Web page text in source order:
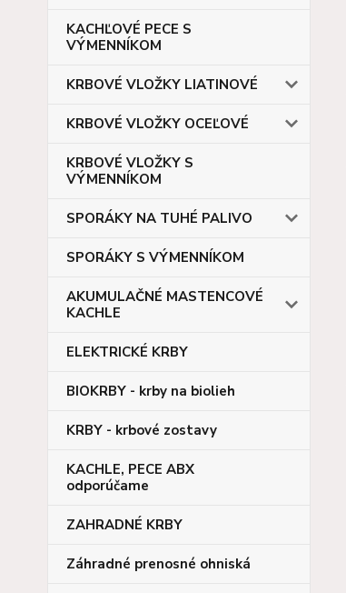
KACHĽOVÉ PECE S
VÝMENNÍKOM
KRBOVÉ VLOŽKY LIATINOVÉ
KRBOVÉ VLOŽKY OCEĽOVÉ
KRBOVÉ VLOŽKY S
VÝMENNÍKOM
SPORÁKY NA TUHÉ PALIVO
SPORÁKY S VÝMENNÍKOM
AKUMULAČNÉ MASTENCOVÉ
KACHLE
ELEKTRICKÉ KRBY
BIOKRBY - krby na biolieh
KRBY - krbové zostavy
KACHLE, PECE ABX
odporúčame
ZAHRADNÉ KRBY
Záhradné prenosné ohniská